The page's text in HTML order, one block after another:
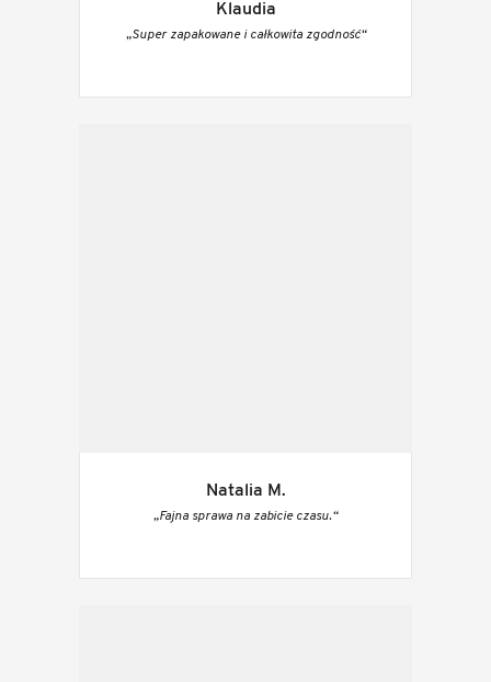
Klaudia
„Super zapakowane i całkowita zgodność“
Natalia M.
„Fajna sprawa na zabicie czasu.“